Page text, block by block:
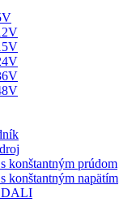
konštantným prúdom
konštantným napätím
DALI